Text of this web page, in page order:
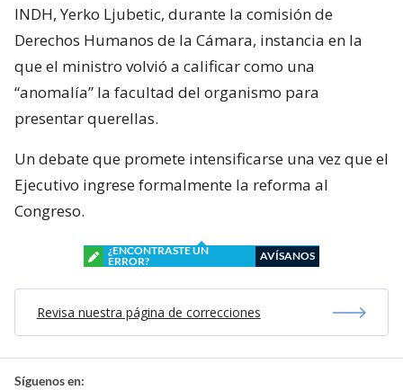
INDH, Yerko Ljubetic, durante la comisión de
Derechos Humanos de la Cámara, instancia en la
que el ministro volvió a calificar como una
“anomalía” la facultad del organismo para
presentar querellas.
Un debate que promete intensificarse una vez que el
Ejecutivo ingrese formalmente la reforma al
Congreso.
¿ENCONTRASTE UN
ERROR?
AVÍSANOS
Revisa nuestra página de correcciones
Síguenos en: